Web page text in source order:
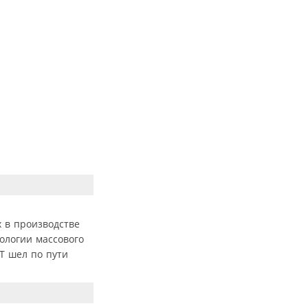
производстве
массового
шел по пути